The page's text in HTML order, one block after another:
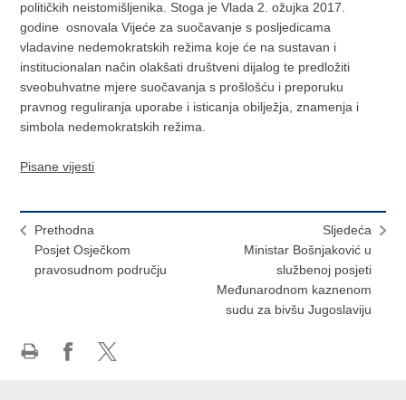
političkih neistomišljenika. Stoga je Vlada 2. ožujka 2017.
godine osnovala Vijeće za suočavanje s posljedicama
vladavine nedemokratskih režima koje će na sustavan i
institucionalan način olakšati društveni dijalog te predložiti
sveobuhvatne mjere suočavanja s prošlošću i preporuku
pravnog reguliranja uporabe i isticanja obilježja, znamenja i
simbola nedemokratskih režima.
Pisane vijesti
Prethodna
Posjet Osječkom
pravosudnom području
Sljedeća
Ministar Bošnjaković u
službenoj posjeti
Međunarodnom kaznenom
sudu za bivšu Jugoslaviju